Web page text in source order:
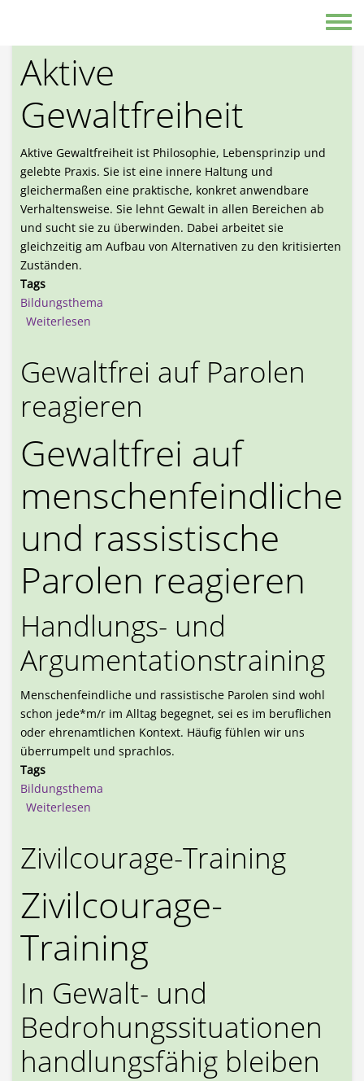
Aktive
Gewaltfreiheit
Aktive Gewaltfreiheit ist Philosophie, Lebensprinzip und
gelebte Praxis. Sie ist eine innere Haltung und
gleichermaßen eine praktische, konkret anwendbare
Verhaltensweise. Sie lehnt Gewalt in allen Bereichen ab
und sucht sie zu überwinden. Dabei arbeitet sie
gleichzeitig am Aufbau von Alternativen zu den kritisierten
Zuständen.
Tags
Bildungsthema
Weiterlesen
Gewaltfrei auf Parolen
reagieren
Gewaltfrei auf
menschenfeindliche
und rassistische
Parolen reagieren
Handlungs- und
Argumentationstraining
Menschenfeindliche und rassistische Parolen sind wohl
schon jede*m/r im Alltag begegnet, sei es im beruflichen
oder ehrenamtlichen Kontext. Häufig fühlen wir uns
überrumpelt und sprachlos.
Tags
Bildungsthema
Weiterlesen
Zivilcourage-Training
Zivilcourage-
Training
In Gewalt- und
Bedrohungssituationen
handlungsfähig bleiben